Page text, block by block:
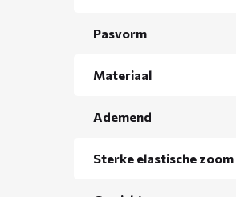
Pasvorm
Materiaal
Ademend
Sterke elastische zoom